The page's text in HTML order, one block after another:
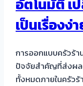
อัตโนมัติ เ
เป็นเรื่องง่
การออกแบบครัวร้า
ปัจจัยสำคัญที่ส่งผล
ทั้งหมดภายในครัว